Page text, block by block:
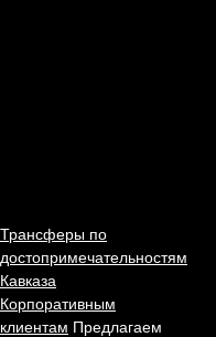
Трансферы по
достопримечательностям
Кавказа
Корпоративным
клиентам Предлагаем